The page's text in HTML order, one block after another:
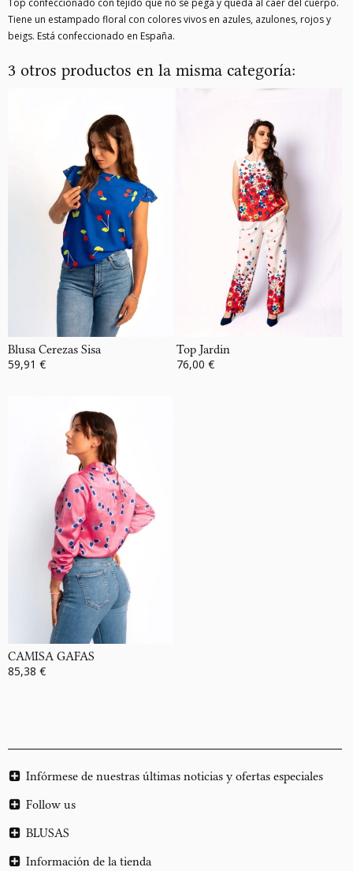
Top confeccionado con tejido que no se pega y queda al caer del cuerpo.
Tiene un estampado floral con colores vivos en azules, azulones, rojos y
beigs. Está confeccionado en España.
3 otros productos en la misma categoría:
Blusa Cerezas Sisa
59,91 €
Top Jardin
76,00 €
CAMISA GAFAS
85,38 €
Infórmese de nuestras últimas noticias y ofertas especiales
Follow us
BLUSAS
Información de la tienda